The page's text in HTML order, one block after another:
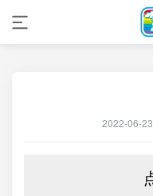
2022-06-23